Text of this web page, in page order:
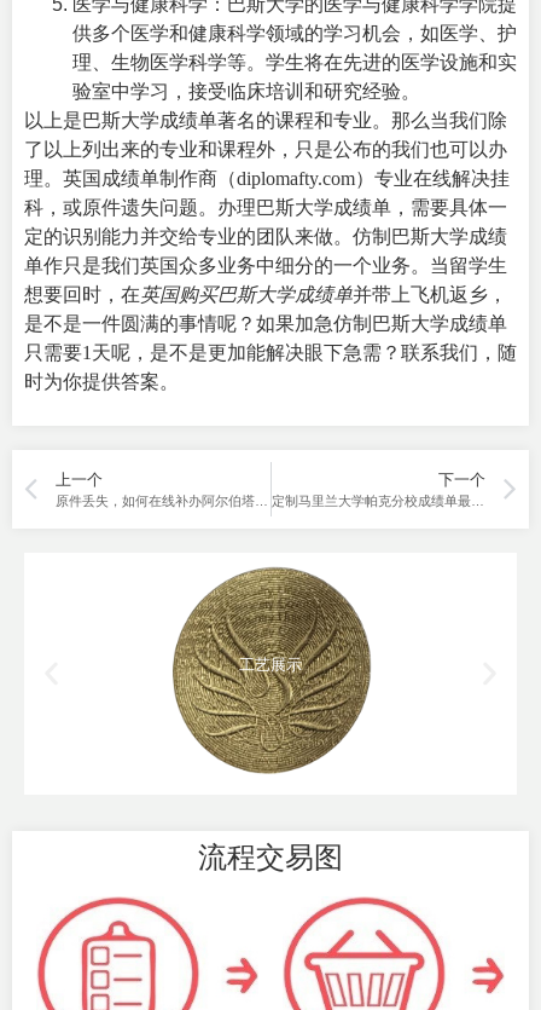
医学与健康科学：巴斯大学的医学与健康科学学院提
供多个医学和健康科学领域的学习机会，如医学、护
理、生物医学科学等。学生将在先进的医学设施和实
验室中学习，接受临床培训和研究经验。
以上是巴斯大学成绩单著名的课程和专业。那么当我们除
了以上列出来的专业和课程外，只是公布的我们也可以办
理。英国成绩单制作商（diplomafty.com）专业在线解决挂
科，或原件遗失问题。办理巴斯大学成绩单，需要具体一
定的识别能力并交给专业的团队来做。仿制巴斯大学成绩
单作只是我们英国众多业务中细分的一个业务。当留学生
想要回时，在英国购买巴斯大学成绩单并带上飞机返乡，
是不是一件圆满的事情呢？如果加急仿制巴斯大学成绩单
只需要1天呢，是不是更加能解决眼下急需？联系我们，随
时为你提供答案。
上一个
原件丢失，如何在线补办阿尔伯塔大学成绩单？
下一个
定制马里兰大学帕克分校成绩单最快几天可以完成？
工艺展示
流程交易图